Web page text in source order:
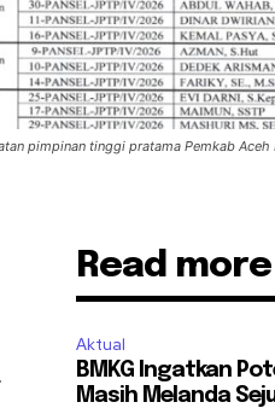
pimpinan tinggi pratama Pemkab
Read more
Aktual
BMKG Ingatkan
Masih Melanda